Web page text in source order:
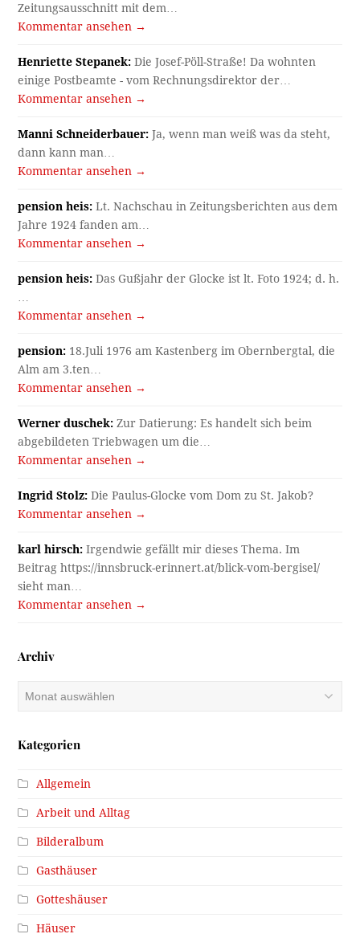
Zeitungsausschnitt mit dem…
Kommentar ansehen →
Henriette Stepanek: Die Josef-Pöll-Straße! Da wohnten
einige Postbeamte - vom Rechnungsdirektor der…
Kommentar ansehen →
Manni Schneiderbauer: Ja, wenn man weiß was da steht,
dann kann man…
Kommentar ansehen →
pension heis: Lt. Nachschau in Zeitungsberichten aus dem
Jahre 1924 fanden am…
Kommentar ansehen →
pension heis: Das Gußjahr der Glocke ist lt. Foto 1924; d. h.
Kommentar ansehen →
pension: 18.Juli 1976 am Kastenberg im Obernbergtal, die
Alm am 3.ten…
Kommentar ansehen →
Werner duschek: Zur Datierung: Es handelt sich beim
abgebildeten Triebwagen um die…
Kommentar ansehen →
Ingrid Stolz: Die Paulus-Glocke vom Dom zu St. Jakob?
Kommentar ansehen →
karl hirsch: Irgendwie gefällt mir dieses Thema. Im
Beitrag https://innsbruck-erinnert.at/blick-vom-bergisel/
sieht man…
Kommentar ansehen →
Archiv
Kategorien
Allgemein
Arbeit und Alltag
Bilderalbum
Gasthäuser
Gotteshäuser
Häuser